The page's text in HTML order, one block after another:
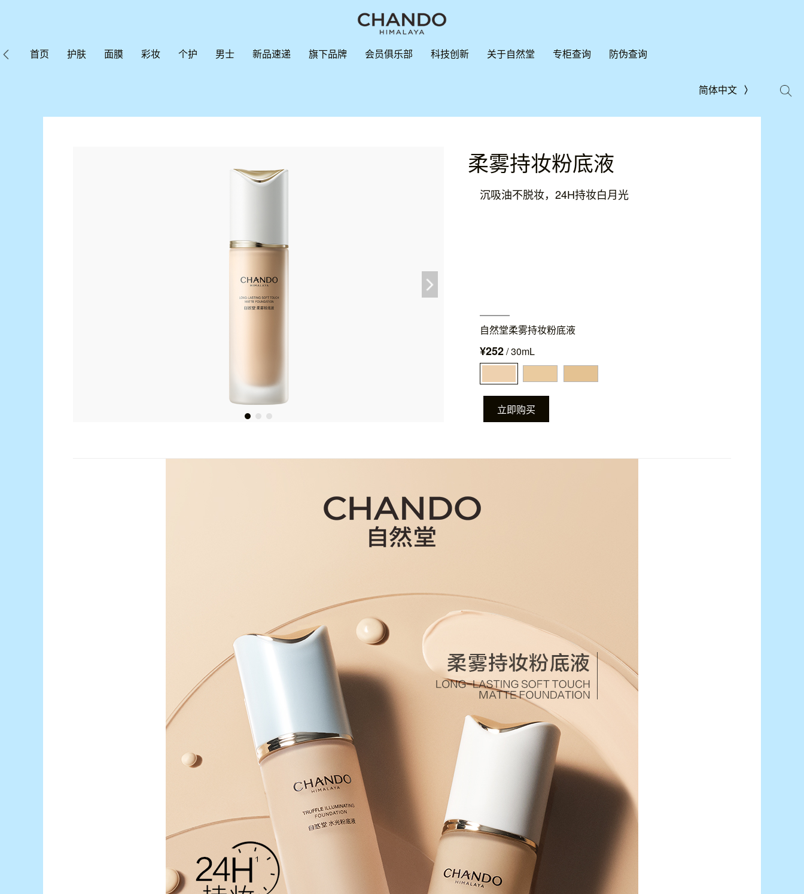
首页 护肤 面膜 彩妆 个护 男士 新品速递 旗下品牌 会员俱乐部 科技创新 关于自然堂 专柜查询 防伪查询
简体中文
柔雾持妆粉底液
沉吸油不脱妆，24H持妆白月光
自然堂柔雾持妆粉底液
¥252/ 30mL
立即购买